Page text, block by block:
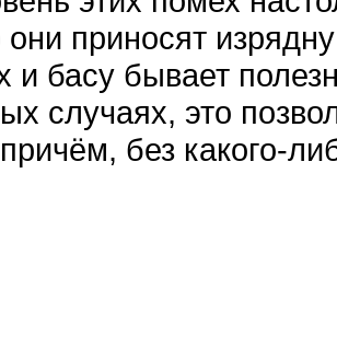
они приносят
и басу бывает
случаях, это
без какого-